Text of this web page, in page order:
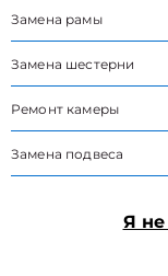
Замена рамы
Замена шестерни
Ремонт камеры
Замена подвеса
Я не